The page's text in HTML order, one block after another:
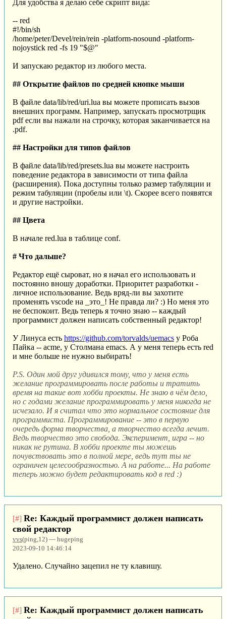
Для удобства я делаю себе скрипт вида:
-- red
#!/bin/sh
/home/peter/Devel/rein/rein -platform-nosound -platform-
nojoystick red -fs 19 "$@"
И запускаю редактор из любого места.
## Открытие файлов по средней кнопке мыши
В файле data/lib/red/uri.lua вы можете прописать вызов
внешних программ. Например, запускать просмотрщик
pdf если вы нажали на строчку, которая заканчивается на
.pdf.
## Настройки для типов файлов
В файле data/lib/red/presets.lua вы можете настроить
поведение редактора в зависимости от типа файла
(расширения). Пока доступны только размер табуляции и
режим табуляции (пробелы или \t). Скорее всего появятся
и другие настройки.
## Цвета
В начале red.lua в таблице conf.
# Что дальше?
Редактор ещё сыроват, но я начал его использовать и
постоянно вношу доработки. Приоритет разработки -
личное использование. Ведь вряд-ли вы захотите
променять vscode на _это_! Не правда ли? :) Но меня это
не беспокоит. Ведь теперь я точно знаю -- каждый
программист должен написать собственный редактор!
У Линуса есть https://github.com/torvalds/uemacs у Роба
Пайка -- acme, у Столмана emacs. А у меня теперь есть red
и мне больше не нужно выбирать!
P.S. Один мой друг удивился тому, что у меня есть
желание программировать после работы и тратить
время на такие вот хобби проекты. Не знаю в чём дело,
но с годами желание программировать у меня никогда не
исчезало. И я считал что это нормальное состояние для
программиста. Программирование -- это в первую
очередь форма творчества, а творчество всегда лечит.
Ведь творчество это свобода. Эксперимент, игра -- но
никак не рутина. В хобби проекте ты можешь
почувствовать это в полной мере, ведь тут ты не
ограничен целесообразностью. А на работе... На работе
теперь можно будет редактировать код в red :)
[#] Re: Каждый программист должен написать
свой редактор
vvs(ping,12) — hugeping
2023-09-10 14:46:14
Удалено. Случайно зацепил не ту клавишу.
[#] Re: Каждый программист должен написать